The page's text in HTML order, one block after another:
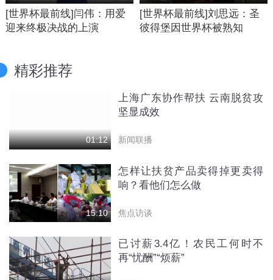
[世界杯最前线]闫伟：用爱
迎来终极决战的上演
[世界杯最前线]刘思远：圣
彼得堡因世界杯被熟知
精彩推荐
01:12
上海广东协作帮扶 云南脱贫攻
坚显成效
新闻联播
15:10
怎样让扶贫产品卖得掉更卖得
响？看他们怎么做
焦点访谈
已讨薪3.4亿！农民工何时不
再“忧酬”“烦薪”